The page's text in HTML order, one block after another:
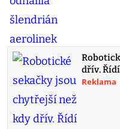
dřív.
Reklama